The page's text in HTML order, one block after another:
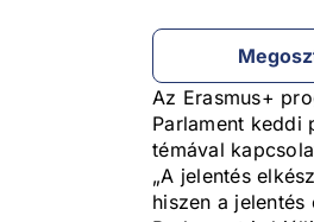
Az Erasmus+
Parlament keddi
témával
„A jelentés
hiszen a